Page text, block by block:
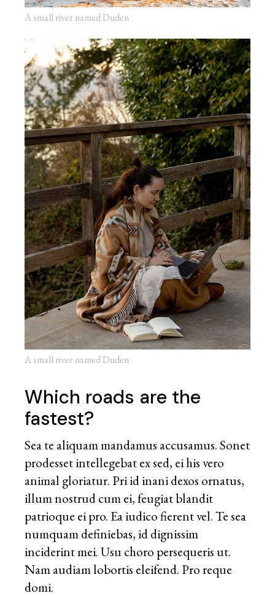
A small river named Duden
A small river named Duden
Which roads are the
fastest?
Sea te aliquam mandamus accusamus. Sonet
prodesset intellegebat ex sed, ei his vero
animal gloriatur. Pri id inani dexos ornatus,
illum nostrud cum ei, feugiat blandit
patrioque ei pro. Ea iudico fierent vel. Te sea
numquam definiebas, id dignissim
inciderint mei. Usu choro persequeris ut.
Nam audiam lobortis eleifend. Pro reque
domi.